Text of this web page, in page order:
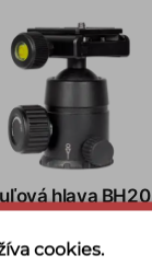
hlava BH20
cookies.